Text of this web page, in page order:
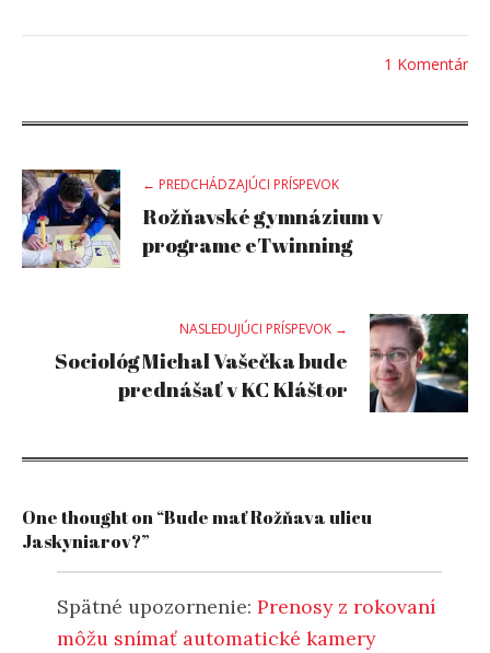
1 Komentár
Post
navigation
← PREDCHÁDZAJÚCI PRÍSPEVOK
Rožňavské gymnázium v
programe eTwinning
NASLEDUJÚCI PRÍSPEVOK →
Sociológ Michal Vašečka bude
prednášať v KC Kláštor
One thought on “Bude mať Rožňava ulicu
Jaskyniarov?”
Spätné upozornenie: Prenosy z rokovaní
môžu snímať automatické kamery